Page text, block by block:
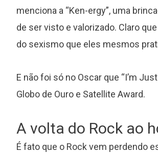
menciona a “Ken-ergy”, uma
de ser visto e valorizado. Claro
do sexismo que eles mesmos
E não foi só no Oscar que “I’m
Globo de Ouro e Satellite Award.
A volta do Rock ao
É fato que o Rock vem perdendo